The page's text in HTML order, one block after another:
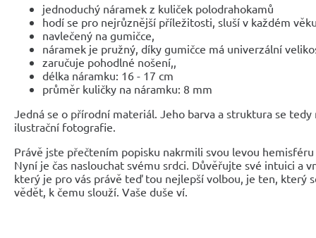
jednoduchý náramek z kuliček polodrahokamů
hodí se pro nejrůznější příležitosti, sluší v každém
navlečený na gumičce,
náramek je pružný, díky gumičce má univerzální
zaručuje pohodlné nošení,,
délka náramku: 16 - 17 cm
průměr kuličky na náramku: 8 mm
Jedná se o přírodní materiál. Jeho barva a struktura se
ilustrační fotografie.
Právě jste přečtením popisku nakrmili svou levou
Nyní je čas naslouchat svému srdci. Důvěřujte své intuici a
který je pro vás právě teď tou nejlepší volbou, je ten, který
vědět, k čemu slouží. Vaše duše ví.